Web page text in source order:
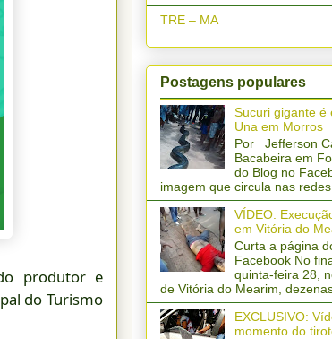
produtor e
do Turismo
TRE – MA
Postagens populares
Sucuri gigante é
Una em Morros
Por Jefferson
Bacabeira em
do Blog no
imagem que circula nas redes
VÍDEO:
em Vitória do
Curta a página
Facebook No
quinta-feira 28,
de Vitória do Mearim,
EXCLUSIVO:
momento do